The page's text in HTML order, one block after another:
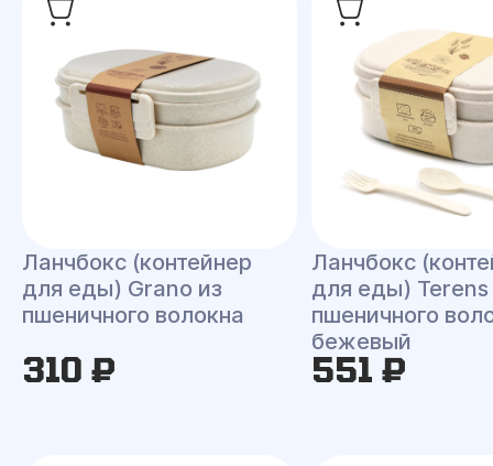
Ланчбокс (контейнер
для еды) Grano из
пшеничного волокна
310 ₽
Ланчбокс
для еды) Terens
пшеничного
бежевый
551 ₽